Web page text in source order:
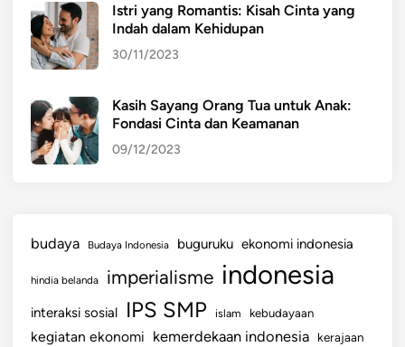
g
a
m
n
B
u
d
i
n
d
Istri yang Romantis: Kisah Cinta yang
Indah dalam Kehidupan
30/11/2023
Kasih Sayang Orang Tua untuk Anak:
Fondasi Cinta dan Keamanan
09/12/2023
budaya Budaya Indonesia buguruku ekonomi indonesia
hindia belanda imperialisme indonesia
interaksi sosial IPS SMP islam kebudayaan
kegiatan ekonomi kemerdekaan indonesia kerajaan